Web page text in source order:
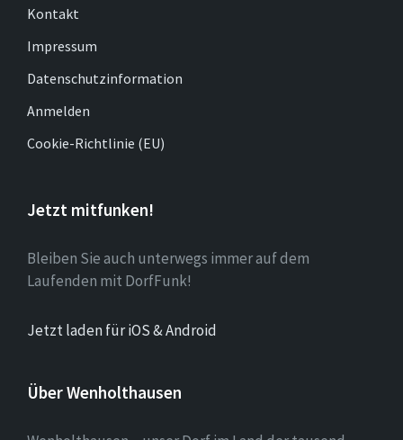
Kontakt
Impressum
Datenschutzinformation
Anmelden
Cookie-Richtlinie (EU)
Jetzt mitfunken!
Bleiben Sie auch unterwegs immer auf dem
Laufenden mit DorfFunk!
Jetzt laden für iOS & Android
Über Wenholthausen